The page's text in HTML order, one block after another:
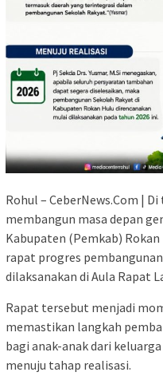
Rohul – CeberNews.Com |
membangun masa depan
Kabupaten (Pemkab)
rapat progres
dilaksanakan di Aula Rapat
Rapat tersebut menjadi
memastikan langkah
bagi anak-anak dari
menuju tahap realisasi.